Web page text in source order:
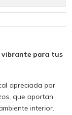
para tus
apreciada por
que aportan
interior.